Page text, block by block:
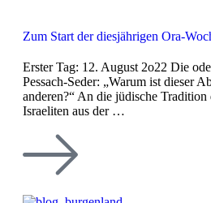
Zum Start der diesjährigen Ora-
Erster Tag: 12. August 2o22 Die
Pessach-Seder: „Warum ist dieser
anderen?“ An die jüdische
Israeliten aus der …